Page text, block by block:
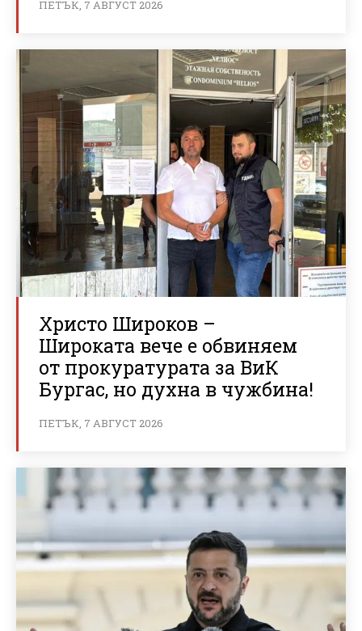
ПЕТЪК, 7 АВГУСТ 2026
Христо Широков –
Широката вече е обвиняем
от прокуратурата за ВиК
Бургас, но духна в чужбина!
ПЕТЪК, 7 АВГУСТ 2026